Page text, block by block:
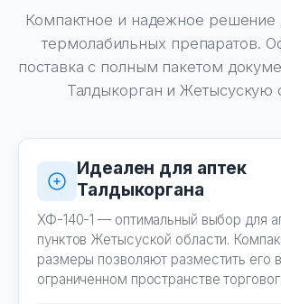
Компактное и надежное решение
термолабильных препаратов.
поставка с полным пакетом
Талдыкорган и Жетысускую
Идеален для аптек
Талдыкоргана
ХФ-140-1 — оптимальный выбор для
пунктов Жетысуской области.
размеры позволяют разместить его в
ограниченном пространстве